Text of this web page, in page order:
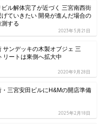
ル解体完了が近づく 三宮南西街
げていきたい 開発が進んだ場合の
する
2023年5月21日
サンデッキの木製オブジェ 三
リートは東側へ拡大中
2020年9月28日
三宮安田ビルにH&Mの開店準備
2025年2月18日